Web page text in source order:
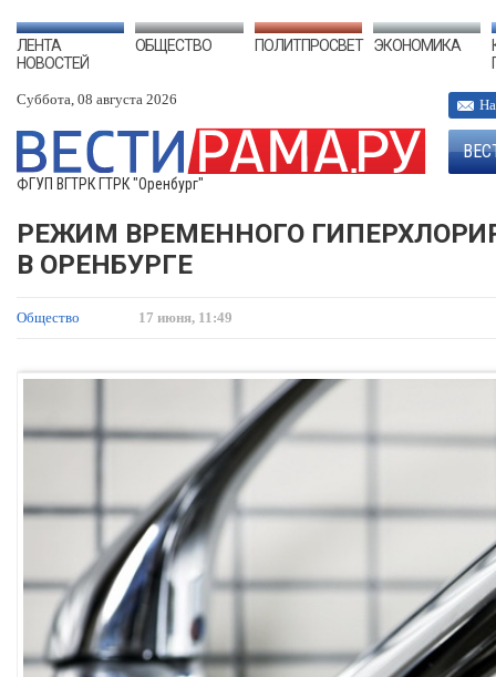
ЛЕНТА
НОВОСТЕЙ
ОБЩЕСТВО ПОЛИТПРОСВЕТ ЭКОНОМИКА
Суббота, 08 августа 2026
ФГУП ВГТРК ГТРК "Оренбург"
РЕЖИМ ВРЕМЕННОГО
В ОРЕНБУРГЕ
Общество 17 июня, 11:49